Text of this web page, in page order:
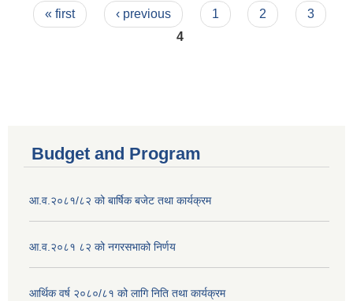
Pages
« first ‹ previous 1 2
3
4
Budget and Program
आ.व.२०८१/८२ को बार्षिक बजेट तथा कार्यक्रम
आ.व.२०८१ ८२ को नगरसभाको निर्णय
आर्थिक वर्ष २०८०/८१ को लागि निति तथा कार्यक्रम